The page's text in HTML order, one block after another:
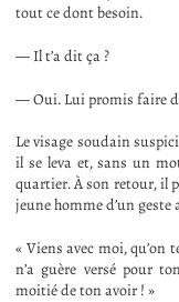
tout ce dont besoin.
— Il t’a dit ça ?
— Oui. Lui promis faire
Le visage soudain
il se leva et, sans un
quartier. À son retour, il
jeune homme d’un
« Viens avec moi, qu’on
n’a guère versé pour
moitié de ton avoir ! »